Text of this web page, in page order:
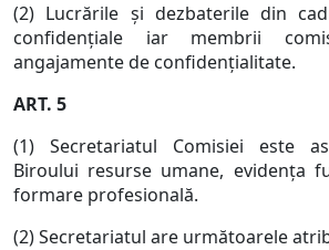
(2) Lucrările şi dezbaterile din
confidenţiale iar membrii
angajamente de confidenţialitate.
ART. 5
(1) Secretariatul Comisiei este
Biroului resurse umane, evidenţa
formare profesională.
(2) Secretariatul are următoarele